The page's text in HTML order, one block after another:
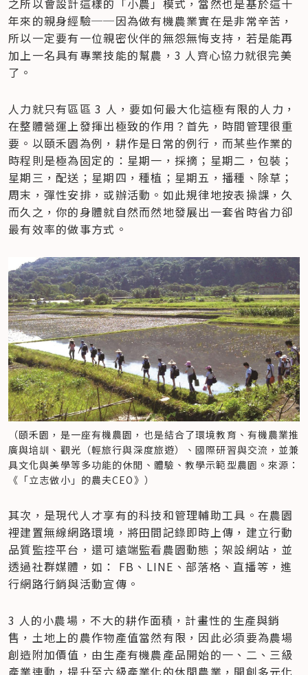
之所以會設計這樣的「小農」模式，當然也是基於這十
年來的親身經驗──因為做有機農業實在是非常辛苦，
所以一定要有一位親密伙伴的無怨無悔支持，若是能再
加上一名具有專業技能的幫農，3 人齊心協力就很完美
了。
人力就只有區區 3 人，要如何最大化這極有限的人力，
在整體營運上發揮出極致的作用？首先，時間管理很重
要。以頤禾園為例，耕作是日常的例行，而某些作業的
時程則是極為固定的：星期一，採摘；星期二，包裝；
星期三，配送；星期四，種植；星期五，播種、除草；
周末，彈性安排，或辦活動。如此規律地按表操課，久
而久之，你的身體就自然而然地發展出一套省時省力卻
最有效率的做事方式。
（頤禾園，是一座有機農園，也是結合了環境教育、有機農業推
廣與培訓、觀光（輕旅行與深度旅遊）、國際研習與交流，並兼
具文化與美學等多功能的休閒、體驗、教學示範型農園。來源：
《「立志做小」的農夫CEO》）
其次，是現代人才享有的科技和管理輔助工具。在農園
裡建置無線網路環境，將田間記錄即時上傳，建立行動
品質監控平台，還可遠端監看農園動態；架設網站，並
透過社群媒體，如： FB、LINE、部落格、直播等，進
行網路行銷與活動宣傳。
3 人的小農場，不大的耕作面積，計畫性的生產與銷
售，土地上的農作物產值當然有限，因此必須要為農場
創造附加價值，由生產有機農產品開始的一、二、三級
產業連動，提升至六級產業化的休閒農業，開創多元化